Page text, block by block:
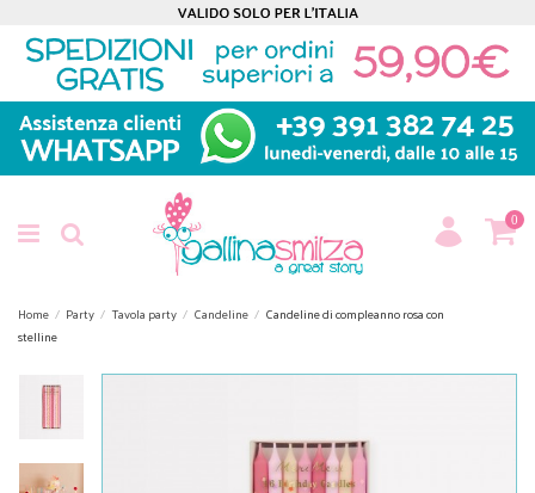
0
Home Party Tavola party Candeline
Candeline di compleanno rosa con
stelline